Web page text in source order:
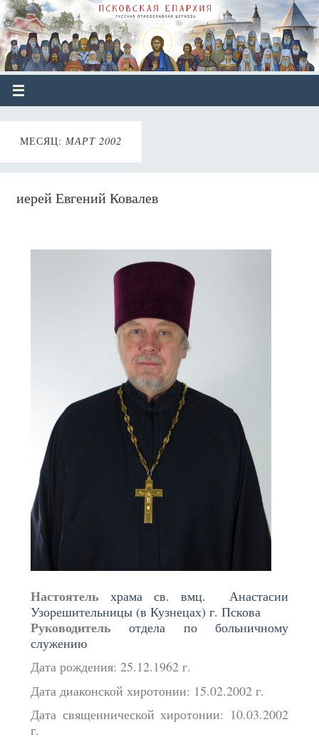
МЕСЯЦ: МАРТ 2002
иерей Евгений Ковалев
Настоятель храма св. вмц. Анастасии
Узорешительницы (в Кузнецах) г. Пскова
Руководитель
отдела по больничному
служению
Дата рождения: 25.12.1962 г.
Дата диаконской хиротонии: 15.02.2002 г.
Дата священнической хиротонии: 10.03.2002
г.